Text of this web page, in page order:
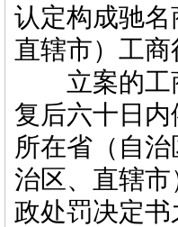
认定构成驰
直辖市）工
立案的工商
复后六十日
所在省（自
治区、直辖
政处罚决定